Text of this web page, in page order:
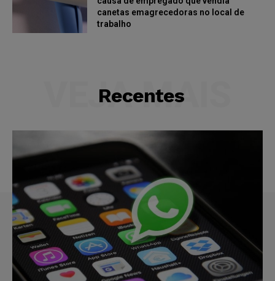
canetas emagrecedoras no local de
trabalho
Recentes
VEJA MAIS